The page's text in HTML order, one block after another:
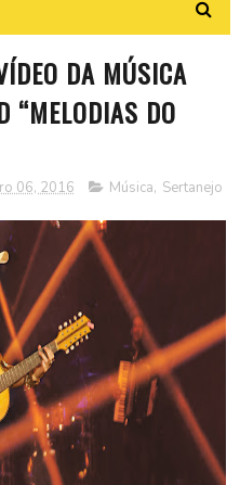
DA MÚSICA
“MELODIAS DO
06, 2016 Música, Sertanejo